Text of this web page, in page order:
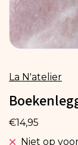
La N'atelier
€14,95
Niet op